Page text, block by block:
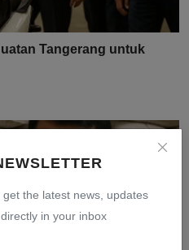
the latest news, updates
in your inbox
Tangerang untuk